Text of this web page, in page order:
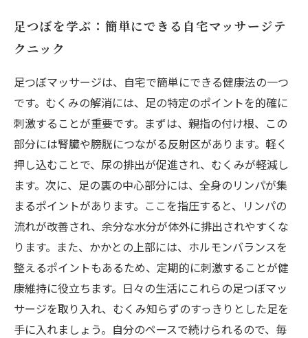
足つぼを学ぶ：簡単にできる自宅マッサージテ
クニック
足つぼマッサージは、自宅で簡単にできる健康法の一つ
です。むくみの解消には、足の特定のポイントを的確に
刺激することが重要です。まずは、親指の付け根、この
部分には腎臓や膀胱につながる反射区があります。軽く
押し込むことで、尿の排出が促進され、むくみが軽減し
ます。次に、足の裏の中心部分には、全身のリンパが集
まるポイントがあります。ここを指圧すると、リンパの
流れが改善され、余分な水分が体外に排出されやすくな
ります。また、かかとの上部には、ホルモンバランスを
整えるポイントもあるため、定期的に刺激することが健
康維持に役立ちます。日々の生活にこれらの足つぼマッ
サージを取り入れ、むくみ知らずのすっきりとした足を
手に入れましょう。自分のペースで続けられるので、毎